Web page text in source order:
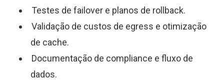
Testes de failover e planos de rollback.
Validação de custos de egress e otimização
de cache.
Documentação de compliance e fluxo de
dados.